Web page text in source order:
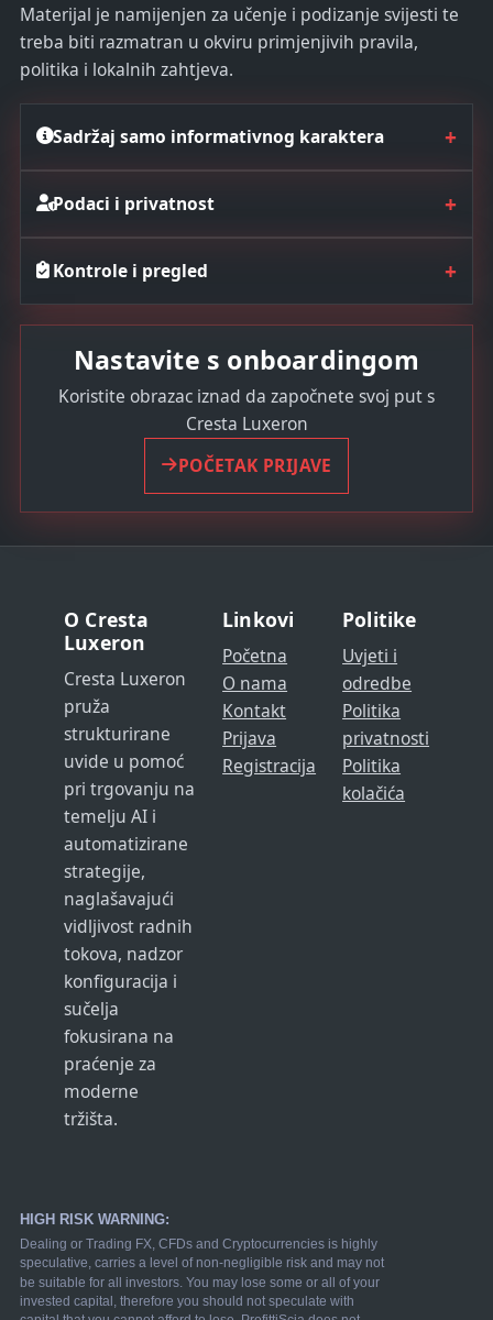
Materijal je namijenjen za učenje i podizanje svijesti te
treba biti razmatran u okviru primjenjivih pravila,
politika i lokalnih zahtjeva.
Sadržaj samo informativnog karaktera +
Podaci i privatnost +
Kontrole i pregled +
Nastavite s onboardingom
Koristite obrazac iznad da započnete svoj put s
Cresta Luxeron
POČETAK PRIJAVE
O Cresta
Luxeron
Cresta Luxeron
pruža
strukturirane
uvide u pomoć
pri trgovanju na
temelju AI i
automatizirane
strategije,
naglašavajući
vidljivost radnih
tokova, nadzor
konfiguracija i
sučelja
fokusirana na
praćenje za
moderne
tržišta.
Linkovi
Početna
O nama
Kontakt
Prijava
Registracija
Politike
Uvjeti i
odredbe
Politika
privatnosti
Politika
kolačića